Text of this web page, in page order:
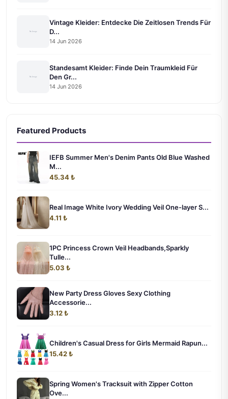
Vintage Kleider: Entdecke Die Zeitlosen Trends Für
D...
14 Jun 2026
Standesamt Kleider: Finde Dein Traumkleid Für
Den Gr...
14 Jun 2026
Featured Products
IEFB Summer Men's Denim Pants Old Blue Washed
M...
45.34 ₺
Real Image White Ivory Wedding Veil One-layer S...
4.11 ₺
1PC Princess Crown Veil Headbands,Sparkly
Tulle...
5.03 ₺
New Party Dress Gloves Sexy Clothing
Accessorie...
3.12 ₺
Children's Casual Dress for Girls Mermaid Rapun...
15.42 ₺
Spring Women's Tracksuit with Zipper Cotton
Ove...